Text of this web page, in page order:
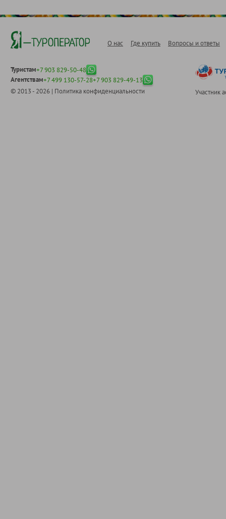
О нас Где купить Вопросы и ответы
Туристам+7 903 829-50-48
Агентствам+7 499 130-57-28+7 903 829-49-13
© 2013 - 2026 | Политика конфиденциальности Участник